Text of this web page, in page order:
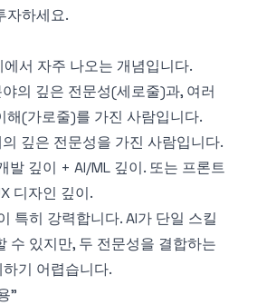
자하세요.
서 자주 나오는 개념입니다.
의 깊은 전문성(세로줄)과, 여러
해(가로줄)를 가진 사람입니다.
깊은 전문성을 가진 사람입니다.
발 깊이 + AI/ML 깊이. 또는 프론트
디자인 깊이.
특히 강력합니다. AI가 단일 스킬
수 있지만, 두 전문성을 결합하는
기 어렵습니다.
"